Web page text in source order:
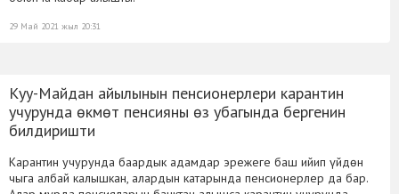
29 Май 2021 жыл 20:31
Куу-Майдан айылынын пенсионерлери карантин
учурунда ѳкмѳт пенсияны ѳз убагында бергенин
билдиришти
Карантин учурунда баардык адамдар эрежеге баш ийип үйдѳн
чыга албай калышкан, алардын катарында пенсионерлер да бар.